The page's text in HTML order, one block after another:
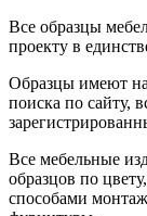
Все образцы
проекту в
Образцы имеют
поиска по сайту,
Все мебельные
образцов по
способами